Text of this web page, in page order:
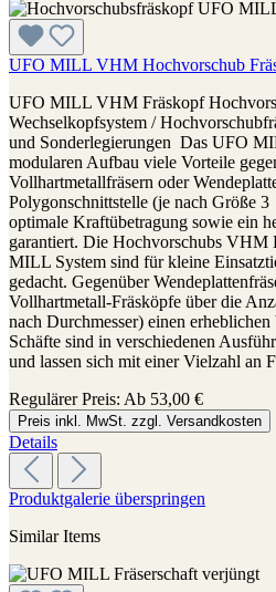
UFO MILL VHM Hochvorschub
UFO MILL VHM Fräskopf
Wechselkopfsystem /
und Sonderlegierungen Das UFO
modularen Aufbau viele Vorteile
Vollhartmetallfräsern oder
Polygonschnittstelle (je nach Größe
optimale Kraftübetragung sowie ein
garantiert. Die Hochvorschubs VHM
MILL System sind für kleine
gedacht. Gegenüber
Vollhartmetall-Fräsköpfe über die
nach Durchmesser) einen
Schäfte sind in verschiedenen
und lassen sich mit einer Vielzahl an
Regulärer Preis: Ab 53,00 €
Preis inkl. MwSt. zzgl. Versandkosten
Details
Produktgalerie überspringen
Similar Items